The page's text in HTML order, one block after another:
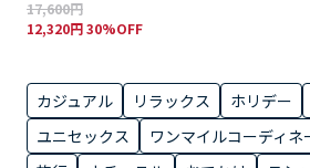
17,600円
12,320円 30%OFF
カジュアル リラックス ホリデー
ユニセックス
ワンマイルコーディネ